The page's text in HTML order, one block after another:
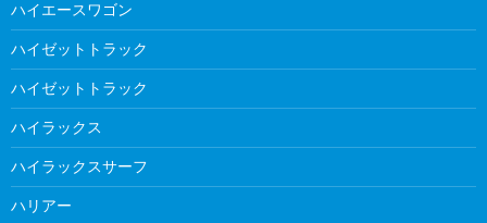
ハイエースワゴン
ハイゼットトラック
ハイゼットトラック
ハイラックス
ハイラックスサーフ
ハリアー